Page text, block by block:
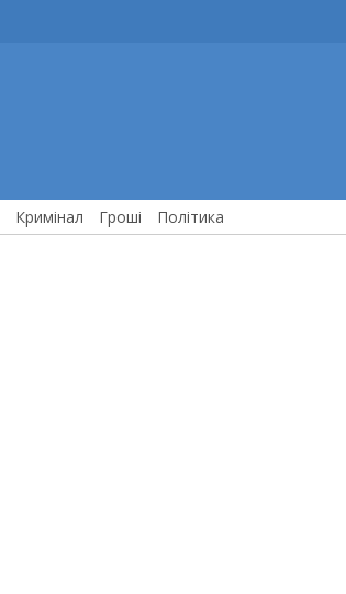
Кримінал Гроші Політика